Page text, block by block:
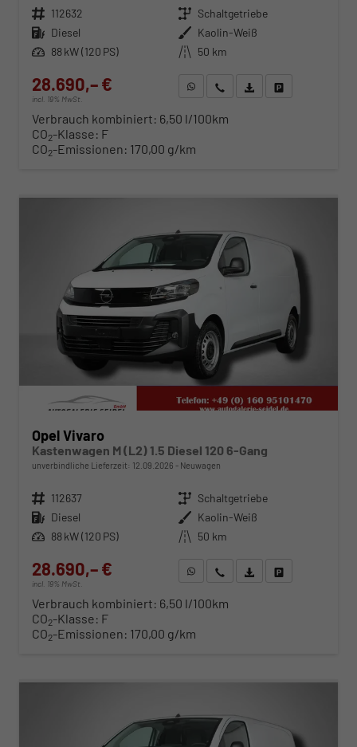
Fahrzeugnr. 112632 Getriebe Schaltgetriebe
Kraftstoff Diesel Außenfarbe Kaolin-Weiß
Leistung 88 kW (120 PS) Kilometerstand 50 km
28.690,– €
incl. 19% MwSt.
WhatsApp anfragen
Wir rufen Sie anFahrzeugexposé (PDF)
Verbrauch kombiniert: 6,50 l/100km
CO2-Klasse: F
CO2-Emissionen: 170,00 g/km
Opel Vivaro
Kastenwagen M (L2) 1.5 Diesel 120 6-Gang
unverbindliche Lieferzeit: 12.09.2026 Neuwagen
Fahrzeugnr. 112637 Getriebe Schaltgetriebe
Kraftstoff Diesel Außenfarbe Kaolin-Weiß
Leistung 88 kW (120 PS) Kilometerstand 50 km
28.690,– €
incl. 19% MwSt.
WhatsApp anfragen
Wir rufen Sie anFahrzeugexposé (PDF)
Verbrauch kombiniert: 6,50 l/100km
CO2-Klasse: F
CO2-Emissionen: 170,00 g/km